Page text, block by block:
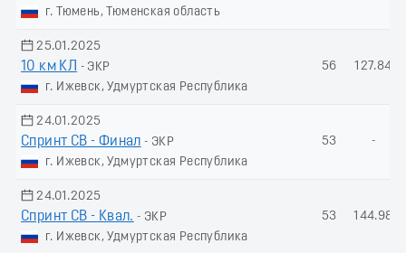
г. Тюмень, Тюменская область
25.01.2025
10 км КЛ
- ЭКР
г. Ижевск, Удмуртская Республика
56 127.84
24.01.2025
Спринт СВ - Финал - ЭКР
г. Ижевск, Удмуртская Республика
53 -
24.01.2025
Спринт СВ - Квал. - ЭКР
г. Ижевск, Удмуртская Республика
53 144.98